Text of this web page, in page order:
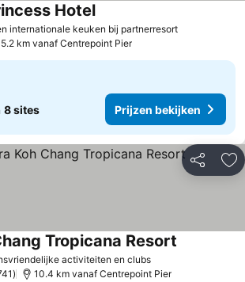
internationale keuken bij partnerresortPrijzen
HotelPrijzen bekijken
5.2 km vanaf Centrepoint Pier
8 sites Prijzen bekijken
Delen
activiteiten en clubsPrijzen bekijken
Tropicana Resort
10.4 km vanaf Centrepoint Pier